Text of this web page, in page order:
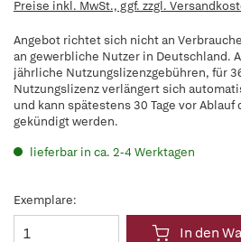
Preise inkl. MwSt., ggf. zzgl.
Angebot richtet sich nicht an
an gewerbliche Nutzer in Deutschland.
jährliche Nutzungslizenzgebühren, für
Nutzungslizenz verlängert sich
und kann spätestens 30 Tage vor
gekündigt werden.
lieferbar in ca. 2-4 Werktagen
Exemplare:
In den